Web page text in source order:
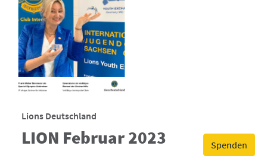
Spenden
Lions Deutschland
LION Februar 2023